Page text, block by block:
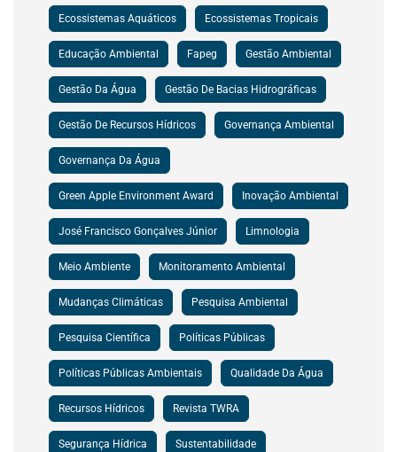
Ecossistemas Aquáticos Ecossistemas Tropicais
Educação Ambiental Fapeg Gestão Ambiental
Gestão Da Água Gestão De Bacias Hidrográficas
Gestão De Recursos Hídricos Governança Ambiental
Governança Da Água
Green Apple Environment Award Inovação Ambiental
José Francisco Gonçalves Júnior Limnologia
Meio Ambiente Monitoramento Ambiental
Mudanças Climáticas Pesquisa Ambiental
Pesquisa Científica Políticas Públicas
Políticas Públicas Ambientais Qualidade Da Água
Recursos Hídricos Revista TWRA
Segurança Hídrica Sustentabilidade